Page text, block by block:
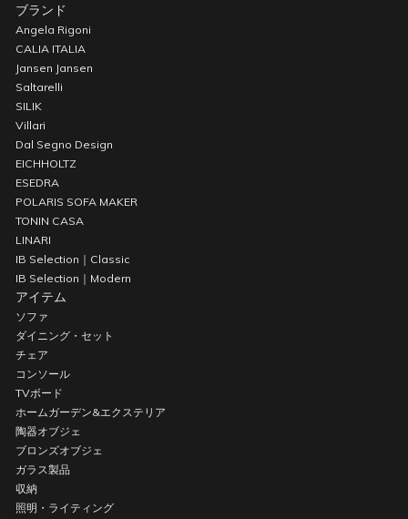
ブランド
Angela Rigoni
CALIA ITALIA
Jansen Jansen
Saltarelli
SILIK
Villari
Dal Segno Design
EICHHOLTZ
ESEDRA
POLARIS SOFA MAKER
TONIN CASA
LINARI
IB Selection｜Classic
IB Selection｜Modern
アイテム
ソファ
ダイニング・セット
チェア
コンソール
TVボード
ホームガーデン&エクステリア
陶器オブジェ
ブロンズオブジェ
ガラス製品
収納
照明・ライティング